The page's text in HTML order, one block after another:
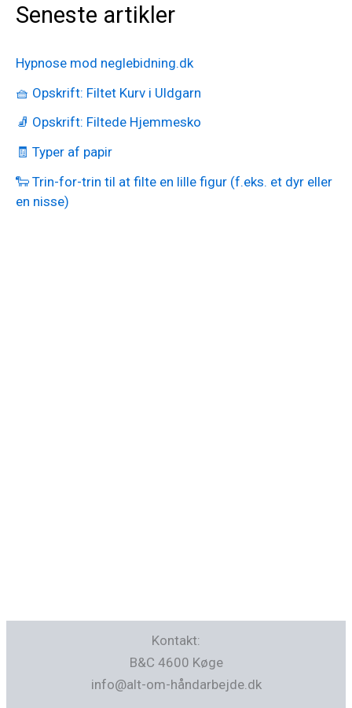
Seneste artikler
Hypnose mod neglebidning.dk
🧺 Opskrift: Filtet Kurv i Uldgarn
🧦 Opskrift: Filtede Hjemmesko
🧾 Typer af papir
🐑 Trin-for-trin til at filte en lille figur (f.eks. et dyr eller
en nisse)
Kontakt:
B&C 4600 Køge
info@alt-om-håndarbejde.dk